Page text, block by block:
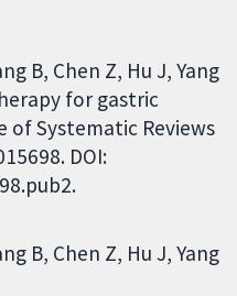
B, Chen Z, Hu J, Yang
for gastric
of Systematic Reviews
DOI:
B Chen Z Hu J Yang